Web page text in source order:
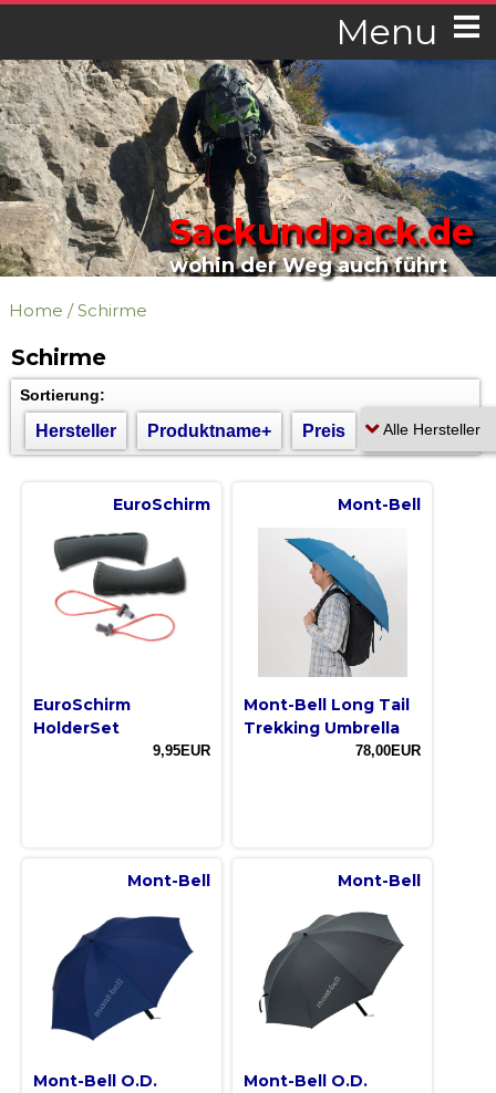
Menu
Sackundpack.de
wohin der Weg auch führt
Home /Schirme
Schirme
Sortierung:
Hersteller Produktname+ Preis
EuroSchirm
EuroSchirm
HolderSet
9,95EUR
Mont-Bell
Mont-Bell Long Tail
Trekking Umbrella
78,00EUR
Mont-Bell
Mont-Bell O.D.
Mont-Bell
Mont-Bell O.D.